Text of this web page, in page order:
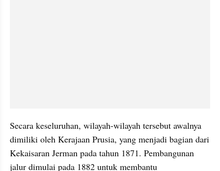
Secara keseluruhan, wilayah-wilayah tersebut awalnya
dimiliki oleh Kerajaan Prusia, yang menjadi bagian dari
Kekaisaran Jerman pada tahun 1871. Pembangunan
jalur dimulai pada 1882 untuk membantu